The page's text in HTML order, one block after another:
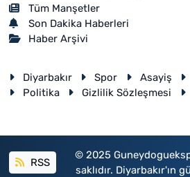
Tüm Manşetler
Son Dakika Haberleri
Haber Arşivi
Diyarbakır Spor Asayiş
Politika
Gizlilik Sözleşmesi
RSS
© 2025
saklıdır. Diyarbakır'ın